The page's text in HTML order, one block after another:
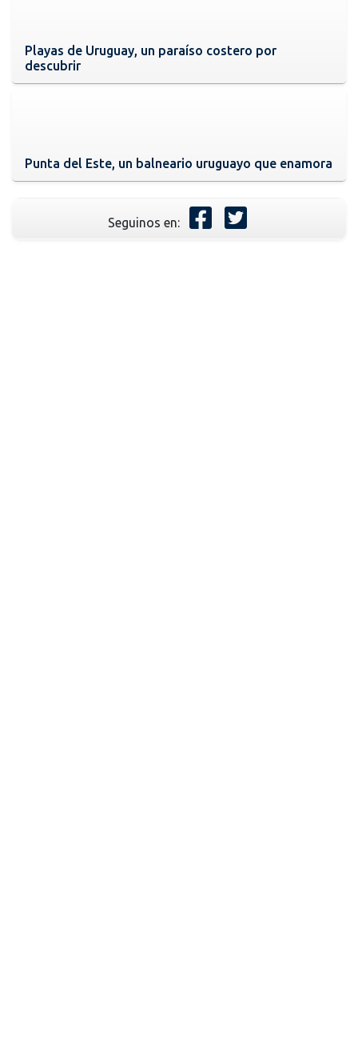
Playas de Uruguay, un paraíso costero por
descubrir
Punta del Este, un balneario uruguayo que enamora
Seguinos en: